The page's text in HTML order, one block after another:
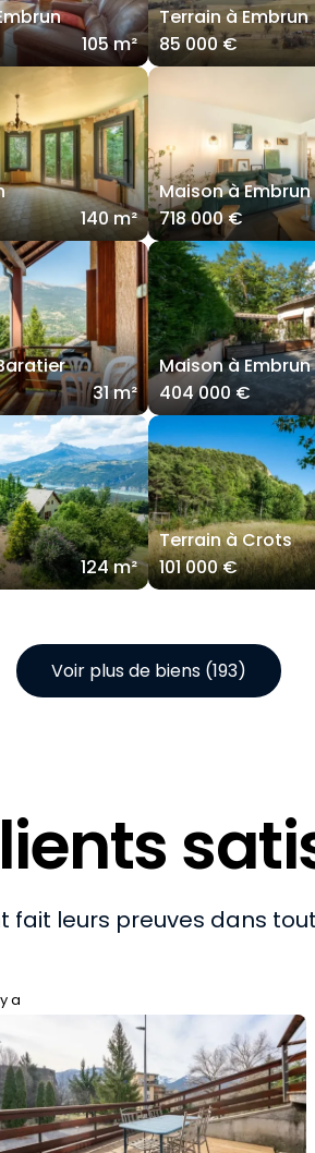
105 m²
Terrain à Embrun
85 000 €
140 m²
Maison à Embrun
718 000 €
31 m²
Maison à Embrun
404 000 €
124 m²
Terrain à Crots
101 000 €
Voir plus de biens (193)
fait leurs preuves dans
a